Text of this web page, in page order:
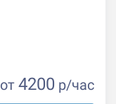
от 4200 р/час